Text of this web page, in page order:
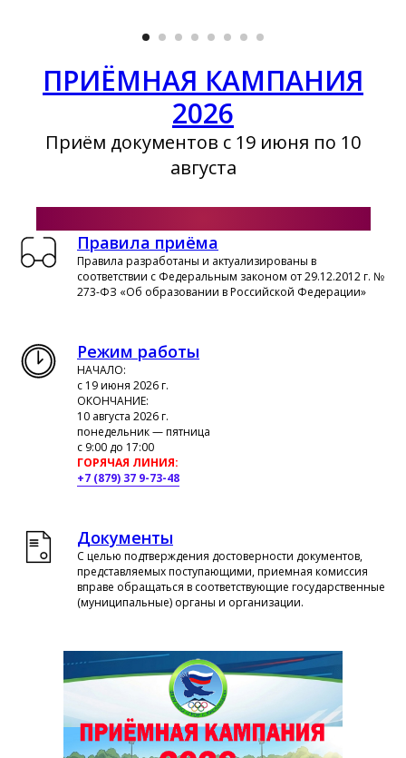
ПРИЁМНАЯ КАМПАНИЯ
2026
Приём документов с 19 июня по 10
августа
Правила приёма
Правила разработаны и актуализированы в
соответствии с Федеральным законом от 29.12.2012 г. №
273-ФЗ «Об образовании в Российской Федерации»
Режим работы
НАЧАЛО:
с 19 июня 2026 г.
ОКОНЧАНИЕ:
10 августа 2026 г.
понедельник — пятница
с 9:00 до 17:00
ГОРЯЧАЯ ЛИНИЯ:
+7 (879) 37 9-73-48
Документы
С целью подтверждения достоверности документов,
представляемых поступающими, приемная комиссия
вправе обращаться в соответствующие государственные
(муниципальные) органы и организации.